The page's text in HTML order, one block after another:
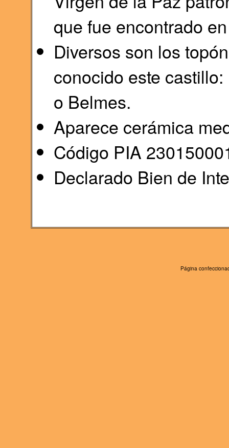
que fue encontrado
Diversos son los
conocido este
o Belmes.
Aparece cerámica
Código PIA
Declarado Bien de
Página